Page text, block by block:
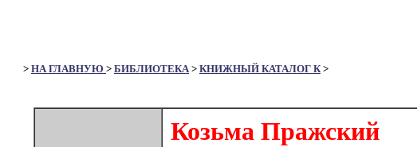
> НА ГЛАВНУЮ > БИБЛИОТЕКА> КНИЖНЫЙ КАТАЛОГ К>
Козьма Пражский